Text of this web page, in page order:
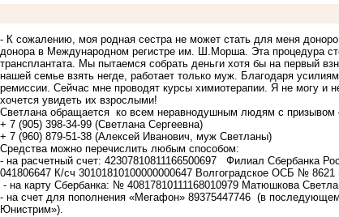
- К сожалению, моя родная сестра не может стать для меня
донора в Международном регистре им. Ш.Морша. Эта процедура
трансплантата. Мы пытаемся собрать деньги хотя бы на первый
нашей семье взять негде, работает только муж. Благодаря
ремиссии. Сейчас мне проводят курсы химиотерапии. Я не могу и
хочется увидеть их взрослыми!
Светлана обращается ко всем неравнодушным людям с
+ 7 (905) 398-34-99 (Светлана Сергеевна)
+ 7 (960) 879-51-38 (Алексей Иванович, муж Светланы)
Средства можно перечислить любым способом:
- на расчетный счет: 42307810811166500697 Филиал Сбербанка
041806647 К/сч 30101810100000000647 Волгоградское ОСБ № 8621
- на карту Сбербанка: № 40817810111168010979 Матюшкова
- на счет для пополнения «Мегафон» 89375447746 (в
Юнистрим»).